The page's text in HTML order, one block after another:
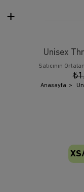
Unisex
Satıcının
Anasayfa